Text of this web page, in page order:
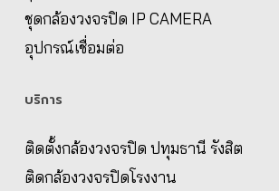
ชุดกล้องวงจรปิด IP CAMERA
อุปกรณ์เชื่อมต่อ
บริการ
ติดตั้งกล้องวงจรปิด ปทุมธานี รังสิต
ติดกล้องวงจรปิดโรงงาน